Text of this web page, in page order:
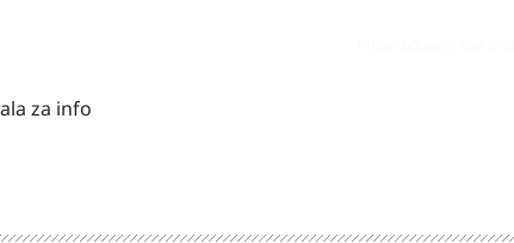
za info